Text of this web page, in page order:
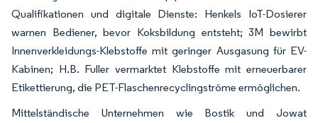
Qualifikationen und digitale Dienste: Henkels IoT-Dosierer
warnen Bediener, bevor Koksbildung entsteht; 3M bewirbt
Innenverkleidungs-Klebstoffe mit geringer Ausgasung für EV-
Kabinen; H.B. Fuller vermarktet Klebstoffe mit erneuerbarer
Etikettierung, die PET-Flaschenrecyclingströme ermöglichen.
Mittelständische Unternehmen wie Bostik und Jowat